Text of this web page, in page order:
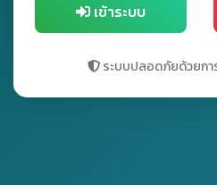
เข้าระบบ
ระบบปลอดภัยด้วยกา